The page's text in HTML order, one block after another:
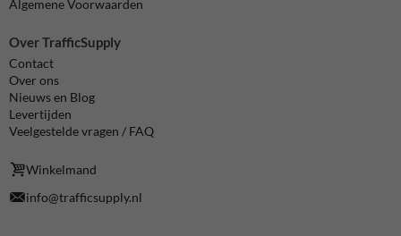
Algemene Voorwaarden
Over TrafficSupply
Contact
Over ons
Nieuws en Blog
Levertijden
Veelgestelde vragen / FAQ
Winkelmand
info@trafficsupply.nl